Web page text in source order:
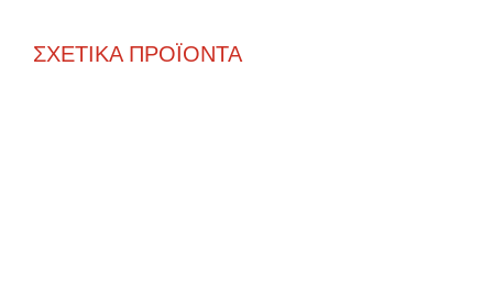
ΣΧΕΤΙΚΆ ΠΡΟΪΌΝΤΑ